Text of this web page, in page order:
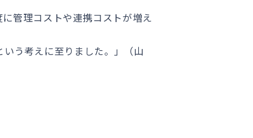
管理コストや連携コストが増え
う考えに至りました。」（山